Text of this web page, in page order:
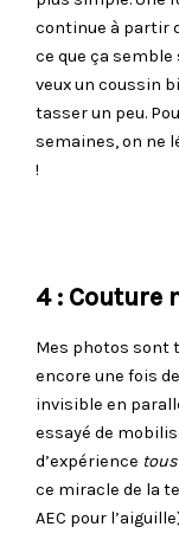
continue à partir
ce que ça
veux un coussin
tasser un peu.
semaines, on ne
!
4 : Couture
Mes photos sont
encore une fois
invisible en
essayé de
d’expérience
ce miracle de la
AEC pour